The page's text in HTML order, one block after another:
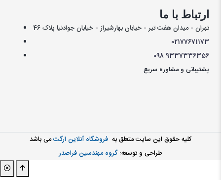
ارتباط با ما
تهران - میدان هفت تیر - خیابان بهارشیراز - خیابان جوادنیا پلاک 46
02177671173
0989337336356
پشتیبانی و مشاوره سریع
کليه حقوق اين سايت متعلق به فروشگاه آنلاین ارگتمی باشد
طراحی و توسعه: گروه مهندسین فراصدر